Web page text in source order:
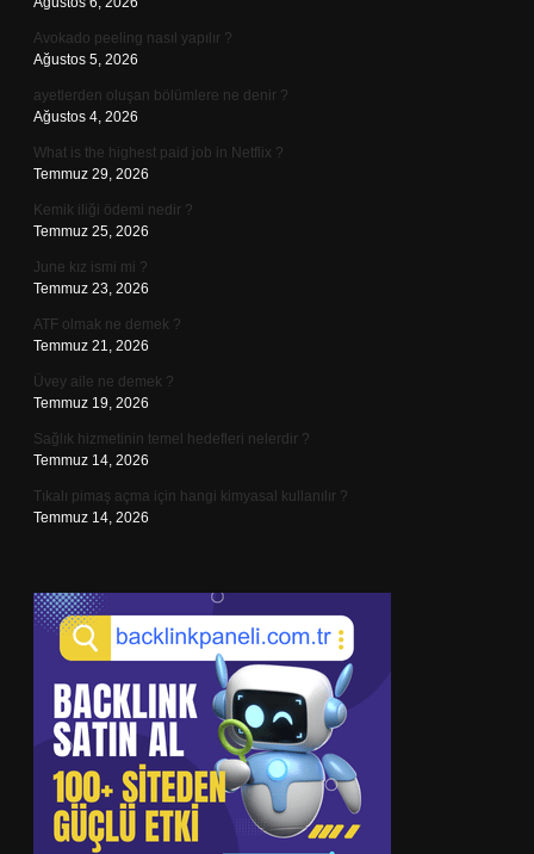
Avokado peeling nasıl yapılır ?
Ağustos 5, 2026
ayetlerden oluşan bölümlere ne denir ?
Ağustos 4, 2026
What is the highest paid job in Netflix ?
Temmuz 29, 2026
Kemik iliği ödemi nedir ?
Temmuz 25, 2026
June kız ismi mi ?
Temmuz 23, 2026
ATF olmak ne demek ?
Temmuz 21, 2026
Üvey aile ne demek ?
Temmuz 19, 2026
Sağlık hizmetinin temel hedefleri nelerdir ?
Temmuz 14, 2026
Tıkalı pimaş açma için hangi kimyasal kullanılır ?
Temmuz 14, 2026